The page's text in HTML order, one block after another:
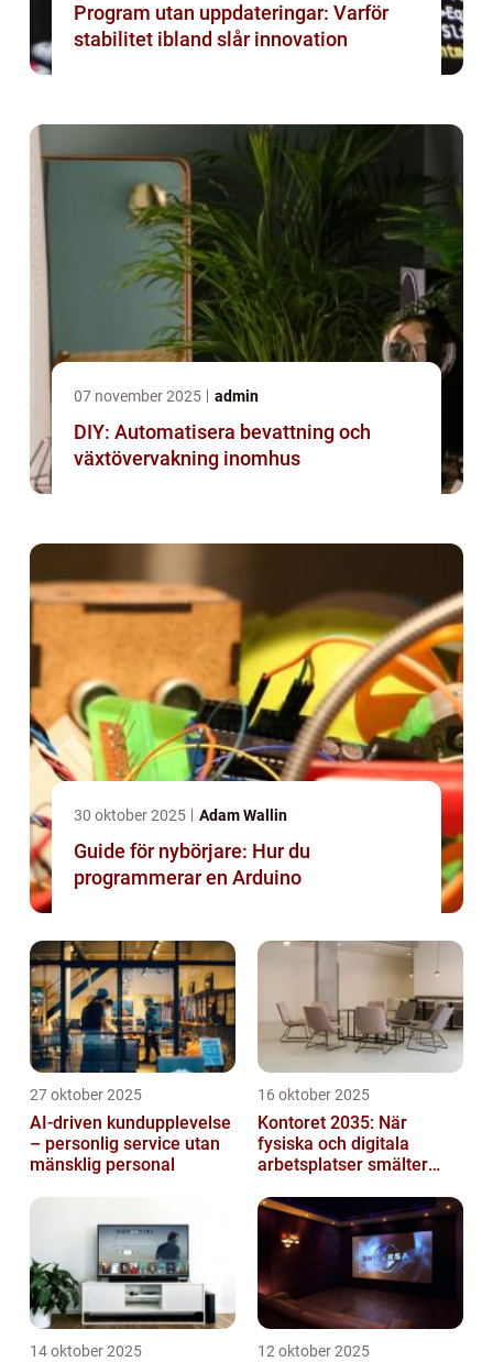
Program utan uppdateringar: Varför
stabilitet ibland slår innovation
07 november 2025 admin
DIY: Automatisera bevattning och
växtövervakning inomhus
30 oktober 2025 Adam Wallin
Guide för nybörjare: Hur du
programmerar en Arduino
27 oktober 2025
AI-driven kundupplevelse
– personlig service utan
mänsklig personal
16 oktober 2025
Kontoret 2035: När
fysiska och digitala
arbetsplatser smälter
14 oktober 2025 12 oktober 2025